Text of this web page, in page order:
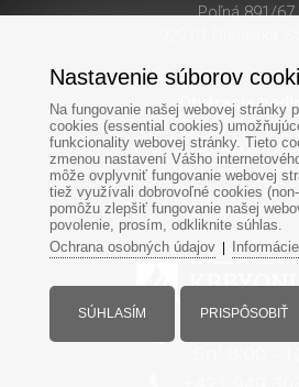
Poľná 891/67
Otváracie
Po - Pi: 8:00 -
So: 8:00 -
Nastavenie súborov
Na fungovanie našej webovej stránky
cookies (essential cookies)
funkcionality webovej stránky. Tieto
zmenou nastavení Vášho
môže ovplyvniť fungovanie webovej
tiež využívali dobrovoľné cookies
pomôžu zlepšiť fungovanie našej
povolenie, prosím, odkliknite súhlas.
Ochrana osobných údajov|
SÚHLASÍM PRISPÔSOBIŤ